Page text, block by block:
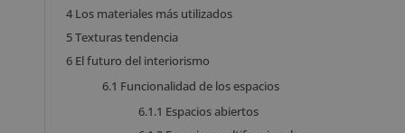
4Los materiales más utilizados
5Texturas tendencia
6El futuro del interiorismo
6.1 Funcionalidad de los espacios
6.1.1 Espacios abiertos